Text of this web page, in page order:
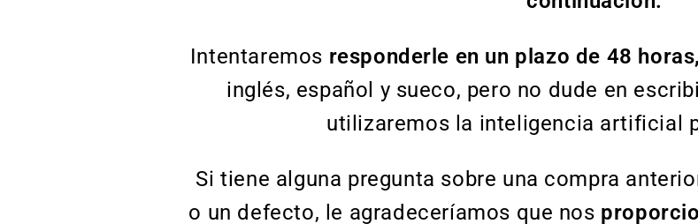
Intentaremos responderle en un plazo de 48
inglés, español y sueco, pero no dude en
utilizaremos la inteligencia artificial
Si tiene alguna pregunta sobre una compra
o un defecto, le agradeceríamos que nos